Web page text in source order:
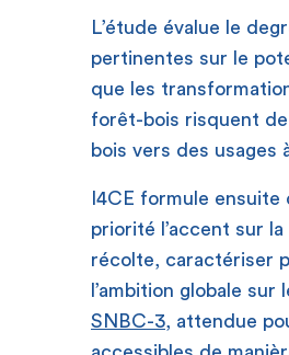
L’étude évalue le
pertinentes sur le
que les
forêt-bois risquent
bois vers des usages
I4CE formule
priorité l’accent sur
récolte, caractériser
l’ambition globale
SNBC-3, attendue